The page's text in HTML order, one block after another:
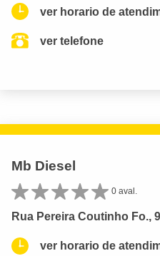
ver horario de
ver telefone
Mb Diesel
0 aval.
Rua Pereira Coutinho Fo.,
ver horario de